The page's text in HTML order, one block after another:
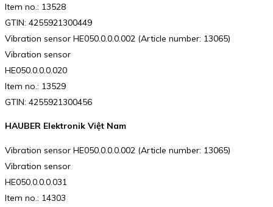
Item no.: 13528
GTIN: 4255921300449
Vibration sensor HE050.0.0.0.002 (Article number: 13065)
Vibration sensor
HE050.0.0.0.020
Item no.: 13529
GTIN: 4255921300456
HAUBER Elektronik Việt Nam
Vibration sensor HE050.0.0.0.002 (Article number: 13065)
Vibration sensor
HE050.0.0.0.031
Item no.: 14303